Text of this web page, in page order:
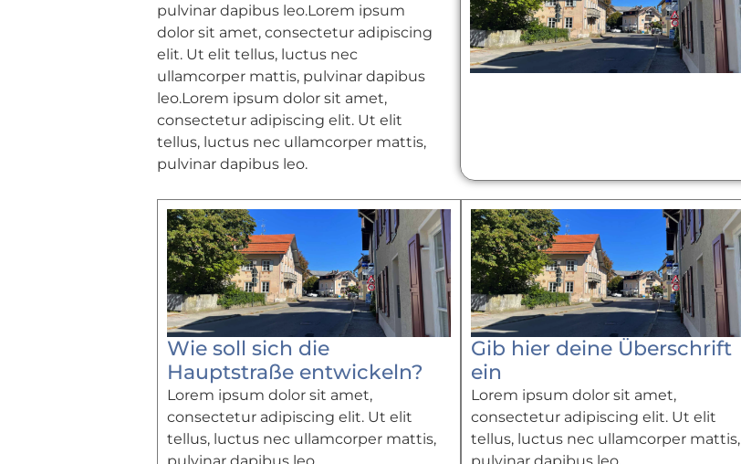
pulvinar dapibus leo.Lorem ipsum
dolor sit amet, consectetur adipiscing
elit. Ut elit tellus, luctus nec
ullamcorper mattis, pulvinar dapibus
leo.Lorem ipsum dolor sit amet,
consectetur adipiscing elit. Ut elit
tellus, luctus nec ullamcorper mattis,
pulvinar dapibus leo.
Wie soll sich die
Hauptstraße entwickeln?
Lorem ipsum dolor sit amet,
consectetur adipiscing elit. Ut elit
tellus, luctus nec ullamcorper mattis,
Gib hier deine Überschrift
ein
Lorem ipsum dolor sit amet,
consectetur adipiscing elit. Ut elit
tellus, luctus nec ullamcorper mattis,